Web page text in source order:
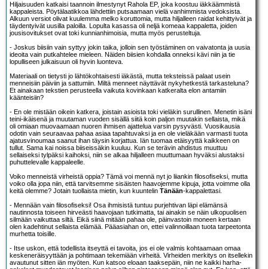
Hiljaisuuden katkaisi taannoin ilmestynyt Rahola EP, joka koostuu iäkkäämmistä
kappaleista. Pöytälaatikkoa lähdettiin putsaamaan vielä vanhimmista vedoksista.
Alkuun versiot olivat kuulemma melko koruttomia, mutta hiljalleen raidat kehittyivät ja
täydentyivät uusilla paloilla. Lopulta kasassa oli neljä komeaa kappaletta, joiden
jousisovitukset ovat toki kunnianhimoisia, mutta myös perusteltuja.
- Joskus biisiin vain syttyy jokin taika, jolloin sen työstäminen on vaivatonta ja uusia
ideoita vain putkahtelee mieleen. Näiden biisien kohdalla onneksi kävi niin ja tie
lopulliseen julkaisuun oli hyvin luonteva.
Materiaali on tietysti jo lähtökohtaisesti iäkästä, mutta teksteissä palaat usein
menneisiin päiviin ja sattumiin. Miltä menneet näyttävät nykyhetkestä tarkasteluna?
Et ainakaan tekstien perusteella vaikuta kovinkaan katkeralta elon antamiin
käänteisiin?
- En ole mistään oikein katkera, joistain asioista toki vieläkin surullinen. Menetin isäni
teini-ikäisenä ja muutaman vuoden sisällä siitä koin paljon muutakin sellaista, mikä
oli omiaan muovaamaan nuoren ihmisen ajattelua varsin pysyvästi. Vuosikausia
odotin vain seuraavaa pahaa asiaa tapahtuvaksi ja en ole vieläkään varmasti tuota
ajatusvinoumaa saanut ihan täysin korjattua. Iän tuomaa etäisyyttä kaikkeen on
tullut. Sama kai noissa biiseissäkin kuuluu. Kun se terävin ahdistus muuttuu
sellaiseksi tylpäksi kaihoksi, niin se alkaa hiljalleen muuttumaan hyväksi alustaksi
puhuttelevalle kappaleelle.
Voiko menneistä virheistä oppia? Tämä voi mennä nyt jo liiankin filosofiseksi, mutta
voiko olla jopa niin, että tarvitsemme sisäisten haavojemme kipuja, jotta voimme olla
keitä olemme? Jotain tuollaista mietin, kun kuuntelin Tänään-kappalettasi.
- Mennään vain filosofiseksi! Osa ihmisistä tuntuu purjehtivan läpi elämänsä
nautinnosta toiseen hirveästi haavojaan tutkimatta, tai ainakin se näin ulkopuolisen
silmään vaikuttaa siltä. Eikä siinä mitään pahaa ole, päinvastoin moneen kertaan
olen kadehtinut sellaista elämää. Pääasiahan on, ettei valinnoillaan tuota tarpeetonta
murhetta toisille.
- Itse uskon, että todellista itseyttä ei tavoita, jos ei ole valmis kohtaamaan omaa
keskeneräisyyttään ja pohtimaan tekemiään virheitä. Virheiden merkitys on itsellekin
avautunut sitten iän myöten. Kun katsoo eloaan taaksepäin, niin ne kaikki harha-